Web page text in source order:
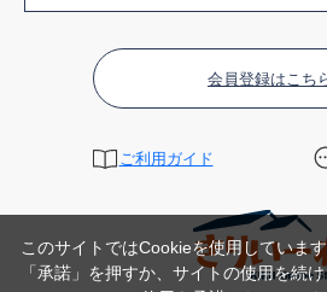
会員登録はこち
ご利用ガイド
このサイトではCookieを使用していま
「承諾」を押すか、サイトの使用を続